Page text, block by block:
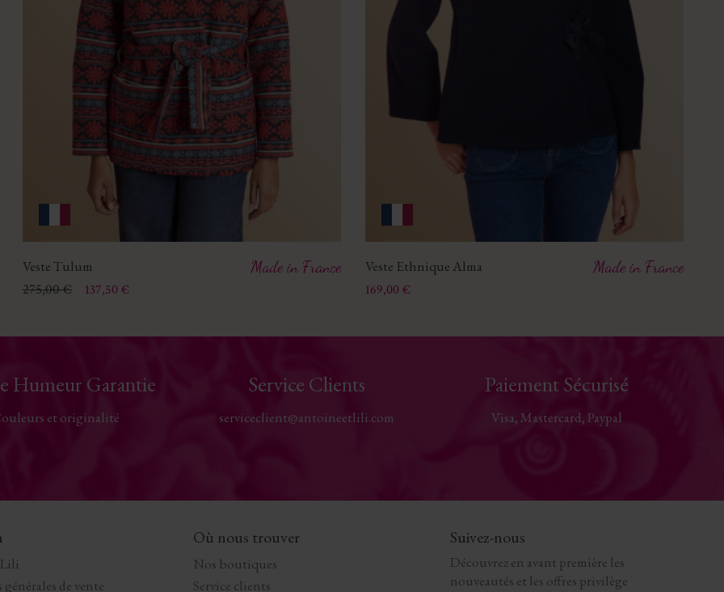
Veste Tulum
Prix
Prix de base
275,00 € 137,50 €
Made in France Veste Ethnique Alma
Prix
169,00 €
Made in France
Humeur Garantie
et originalité
Service Clients
serviceclient@antoineetlili.com
Paiement Sécurisé
Visa, Mastercard, Paypal
de vente
Où nous trouver
Nos boutiques
Service clients
Suivez-nous
Découvrez en avant première les
nouveautés et les offres privilège